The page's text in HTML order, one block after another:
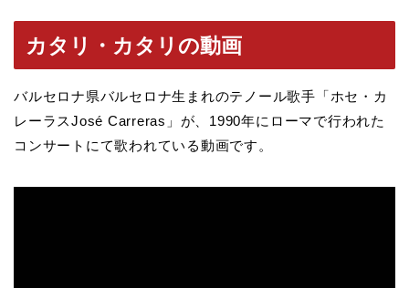
カタリ・カタリの動画
バルセロナ県バルセロナ生まれのテノール歌手「ホセ・カ
レーラスJosé Carreras」が、1990年にローマで行われた
コンサートにて歌われている動画です。